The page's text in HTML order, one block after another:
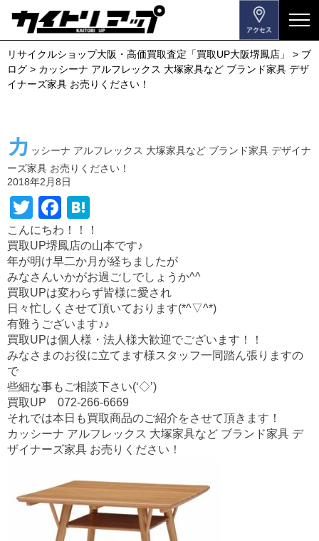
メ
ニ
ュ
ー
す
リサイクルショップ大阪・高価買取査定「買取UP大阪堺鳳店」 > ブ
ログ > カッシーナ アルフレックス 大塚家具など ブランド家具 デザ
イナーズ家具 お売りください！
カ ッシーナ アルフレックス 大塚家具など ブランド家具 デザイナ
ーズ家具 お売りください！
2018年2月8日
T
wi
tt
er
F
a
c
e
b
o
o
k
at
e
n
a
こんにちわ！！！
買取UP堺鳳店の山本です♪
年が明け早二か月が経ちましたが
みなさんいかがお過ごしでしょうか^^
買取UPは変わらず皆様に愛され
日々忙しくさせて頂いております(*^▽^*)
有難うございます♪♪
買取UPは個人様・法人様大歓迎でございます！！
みなさまのお役に立てます様スタッフ一同踏ん張りますの
で
些細な事もご相談下さい(‘◇’)ゞ
買取UP 072-266-6669
それでは本日も買取商品のご紹介をさせて頂きます！
カッシーナ アルフレックス 大塚家具など ブランド家具 デ
ザイナーズ家具 お売りください！